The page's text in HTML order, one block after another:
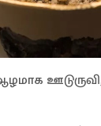
ஊடுருவி,